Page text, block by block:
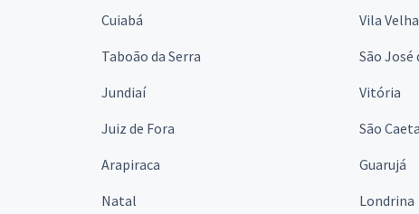
Cuiabá
Vila Velha
Taboão da Serra
São José
Jundiaí
Vitória
Juiz de Fora
São
Arapiraca
Guarujá
Natal
Londrina